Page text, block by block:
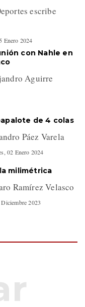
escribe
Enero 2024
con Nahle en
Aguirre
de 4 colas
Páez Varela
02 Enero 2024
milimétrica
Ramírez Velasco
2023